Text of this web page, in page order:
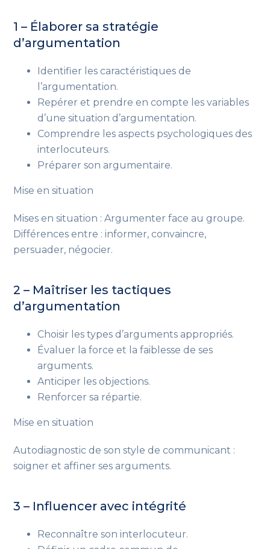
1 – Élaborer sa stratégie
d’argumentation
Identifier les caractéristiques de
l’argumentation.
Repérer et prendre en compte les variables
d’une situation d’argumentation.
Comprendre les aspects psychologiques des
interlocuteurs.
Préparer son argumentaire.
Mise en situation
Mises en situation : Argumenter face au groupe.
Différences entre : informer, convaincre,
persuader, négocier.
2 – Maîtriser les tactiques
d’argumentation
Choisir les types d’arguments appropriés.
Évaluer la force et la faiblesse de ses
arguments.
Anticiper les objections.
Renforcer sa répartie.
Mise en situation
Autodiagnostic de son style de communicant :
soigner et affiner ses arguments.
3 – Influencer avec intégrité
Reconnaître son interlocuteur.